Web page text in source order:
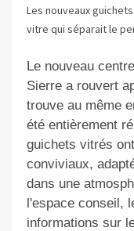
Les nouveaux
vitre qui séparait le
Le nouveau
Sierre a rouvert
trouve au même
été entièrement
guichets vitrés
conviviaux,
dans une
l'espace conseil,
informations sur